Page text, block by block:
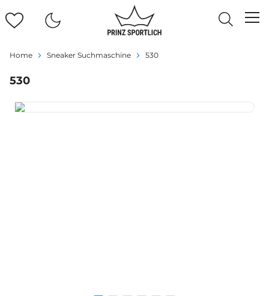
Home Sneaker Suchmaschine 530
530